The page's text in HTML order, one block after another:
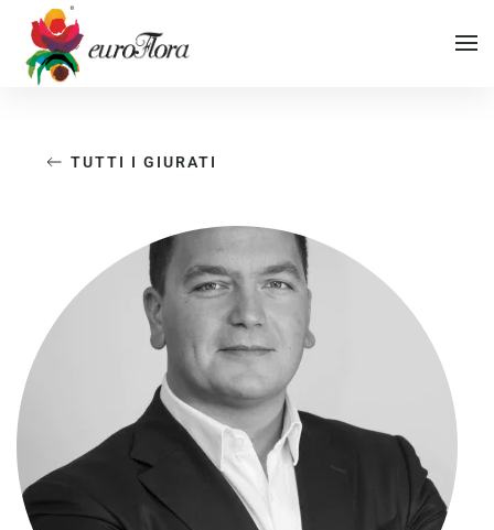
Vai al contenuto principale
Vai al menu di navigazione
Vai al footer
TUTTI I GIURATI